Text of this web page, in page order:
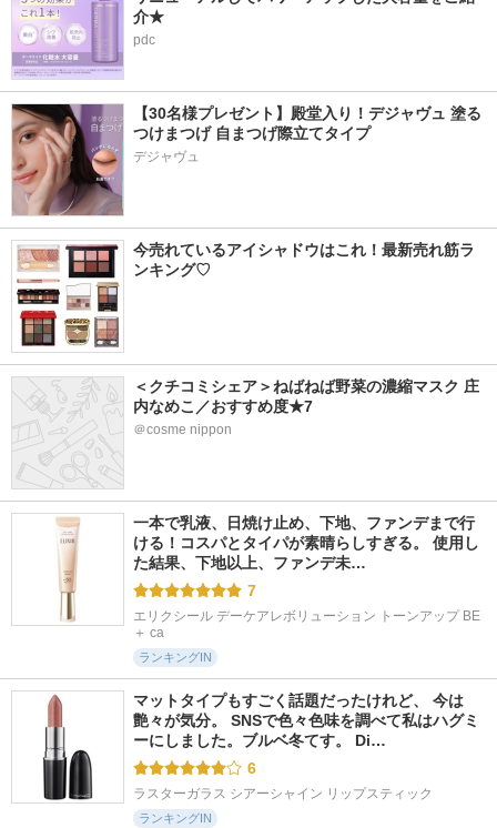
介★
pdc
【30名様プレゼント】殿堂入り！デジャヴュ 塗る
つけまつげ 自まつげ際立てタイプ
デジャヴュ
今売れているアイシャドウはこれ！最新売れ筋ラ
ンキング♡
＜クチコミシェア＞ねばねば野菜の濃縮マスク 庄
内なめこ／おすすめ度★7
＠cosme nippon
一本で乳液、日焼け止め、下地、ファンデまで行
ける！コスパとタイパが素晴らしすぎる。 使用し
た結果、下地以上、ファンデ未…
7
エリクシール デーケアレボリューション トーンアップ BE
＋ ca
ランキングIN
マットタイプもすごく話題だったけれど、 今は
艶々が気分。 SNSで色々色味を調べて私はハグミ
ーにしました。ブルベ冬てす。 Di…
6
ラスターガラス シアーシャイン リップスティック
ランキングIN